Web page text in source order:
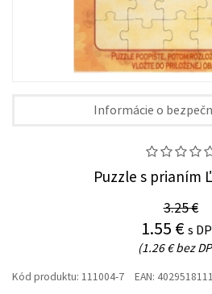
Informácie o
Puzzle s prianím
3.25 €
1.55 €s
(1.26 € bez
Kód produktu: 111004-7 EAN: